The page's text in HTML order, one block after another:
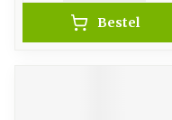
Bestel